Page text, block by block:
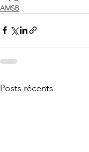
AMSB
Posts récents